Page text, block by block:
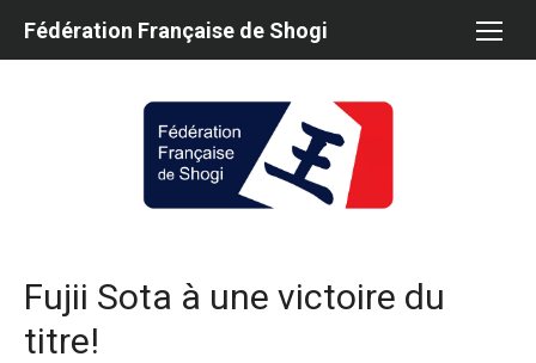
Fédération Française de Shogi
Fujii Sota à une victoire du
titre!